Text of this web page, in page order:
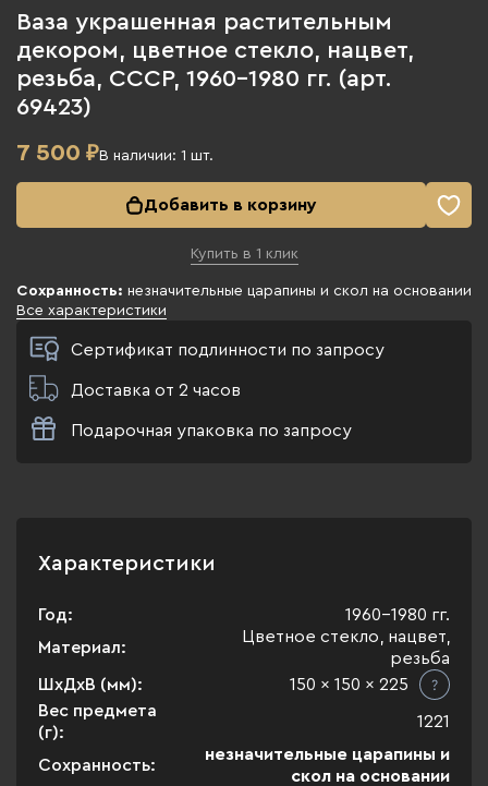
Ваза украшенная растительным
декором, цветное стекло, нацвет,
резьба, СССР, 1960-1980 гг. (арт.
69423)
7 500 ₽В наличии: 1 шт.
Добавить в корзину
Купить в 1 клик
Сохранность: незначительные царапины и скол на основании
Все характеристики
Сертификат подлинности по запросу
Доставка от 2 часов
Подарочная упаковка по запросу
Характеристики
Год:
1960-1980 гг.
Материал:
Цветное стекло, нацвет,
резьба
ШхДхВ (мм):
150 x 150 x 225
Вес предмета
(г):
1221
Сохранность:
незначительные царапины и
скол на основании